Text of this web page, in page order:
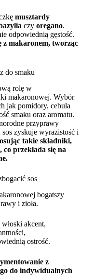
musztardy
czy oregano.
odpowiednią gęstość.
z makaronem, tworząc
do smaku
rolę w
makaronowej. Wybór
jak pomidory, cebula
smaku oraz aromatu.
przyprawy
zyskuje wyrazistość i
takie składniki,
przekłada się na
sos
bogatszy
i zioła.
akcent,
ostrość.
z
do indywidualnych